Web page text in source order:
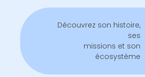
Découvrez son histoire,
ses
missions et son
écosystème